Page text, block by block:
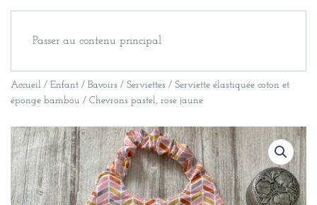
Passer au contenu principal
Accueil / Enfant / Bavoirs / Serviettes / Serviette élastiquée coton et
éponge bambou / Chevrons pastel, rose jaune